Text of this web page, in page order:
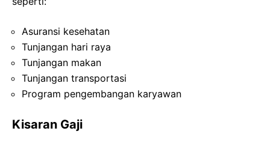
Asuransi kesehatan
Tunjangan hari raya
Tunjangan makan
Tunjangan transportasi
Program pengembangan karyawan
Kisaran Gaji